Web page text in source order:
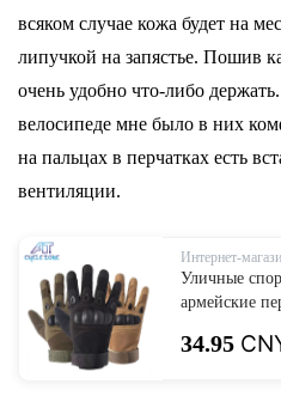
всяком случае кожа будет на
липучкой на запястье. Пошив
очень удобно что-либо
велосипеде мне было в них
на пальцах в перчатках есть
вентиляции.
Интернет-
Уличные
армейские
перчатки
перчатки
34.95